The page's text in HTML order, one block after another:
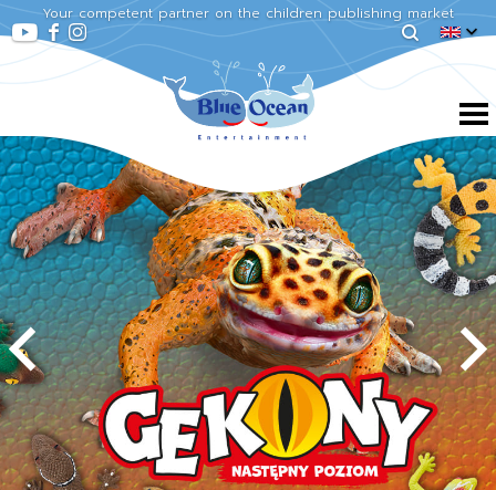
Your competent partner on the children publishing market